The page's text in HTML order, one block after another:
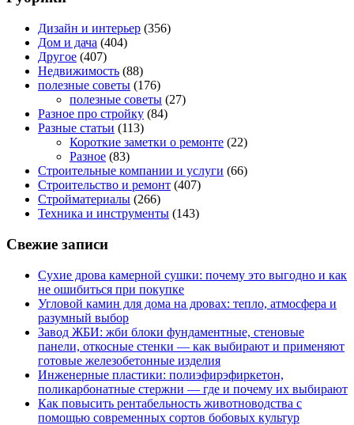
Дизайн и интерьер (356)
Дом и дача (404)
Другое (407)
Недвижимость (88)
полезные советы (176)
полезные советы (27)
Разное про стройку (84)
Разные статьи (113)
Короткие заметки о ремонте (22)
Разное (83)
Строительные компании и услуги (66)
Строительство и ремонт (407)
Стройматериалы (266)
Техника и инструменты (143)
Свежие записи
Сухие дрова камерной сушки: почему это выгодно и как
не ошибиться при покупке
Угловой камин для дома на дровах: тепло, атмосфера и
разумный выбор
Завод ЖБИ: жби блоки фундаментные, стеновые
панели, откосные стенки — как выбирают и применяют
готовые железобетонные изделия
Инженерные пластики: полиэфирэфиркетон,
поликарбонатные стержни — где и почему их выбирают
Как повысить рентабельность животноводства с
помощью современных сортов бобовых культур